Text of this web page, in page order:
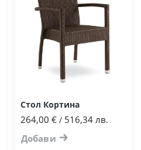
Стол Кортина
264,00 €/ 516,34 лв.
Добави